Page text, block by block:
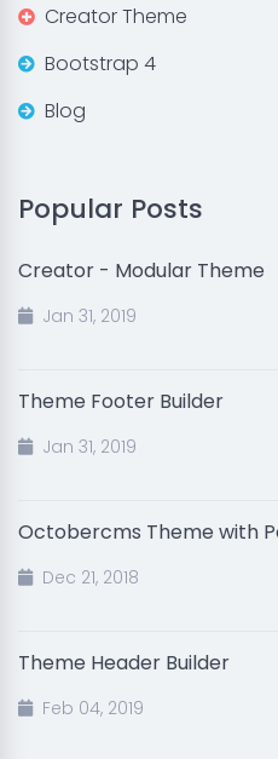
Creator Theme
Bootstrap 4
Blog
Popular Posts
Creator - Modular Theme
Jan 31, 2019
Theme Footer Builder
Jan 31, 2019
Octobercms Theme with
Dec 21, 2018
Theme Header Builder
Feb 04, 2019